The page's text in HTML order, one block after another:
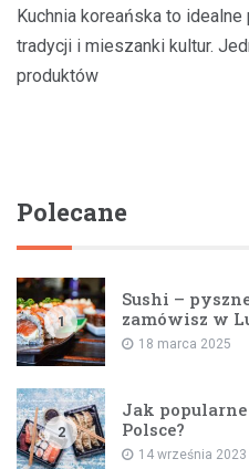
Kuchnia koreańska to
tradycji i mieszanki kultur.
produktów
Polecane
1
Sushi –
zamówisz w
18 marca 2025
2
Jak
Polsce?
14 września 2023